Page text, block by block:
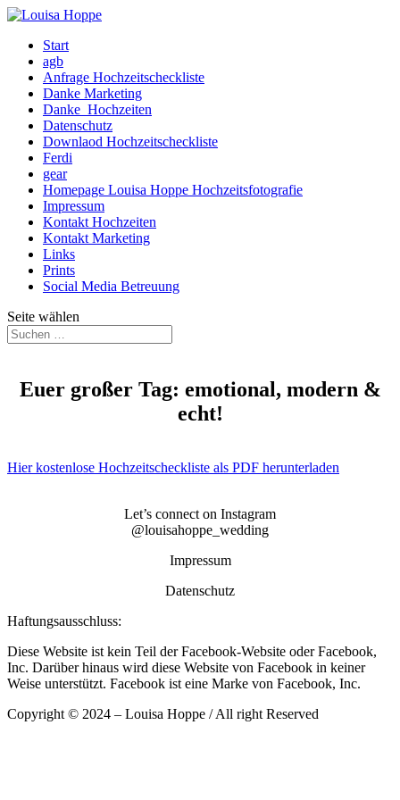
Start
agb
Anfrage Hochzeitscheckliste
Danke Marketing
Danke_Hochzeiten
Datenschutz
Downlaod Hochzeitscheckliste
Ferdi
gear
Homepage Louisa Hoppe Hochzeitsfotografie
Impressum
Kontakt Hochzeiten
Kontakt Marketing
Links
Prints
Social Media Betreuung
Seite wählen
Euer großer Tag: emotional, modern &
echt!
Hier kostenlose Hochzeitscheckliste als PDF herunterladen
Let’s connect on Instagram
@louisahoppe_wedding
Impressum
Datenschutz
Haftungsausschluss:
Diese Website ist kein Teil der Facebook-Website oder Facebook,
Inc. Darüber hinaus wird diese Website von Facebook in keiner
Weise unterstützt. Facebook ist eine Marke von Facebook, Inc.
Copyright © 2024 – Louisa Hoppe / All right Reserved